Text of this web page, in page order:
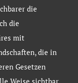
die
die
mit
die in
Gesetzen